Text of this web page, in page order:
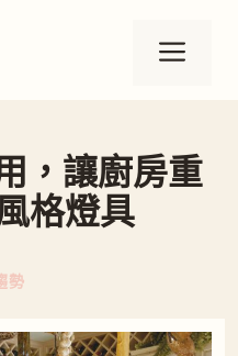
選
，讓廚房重
格燈具
勢